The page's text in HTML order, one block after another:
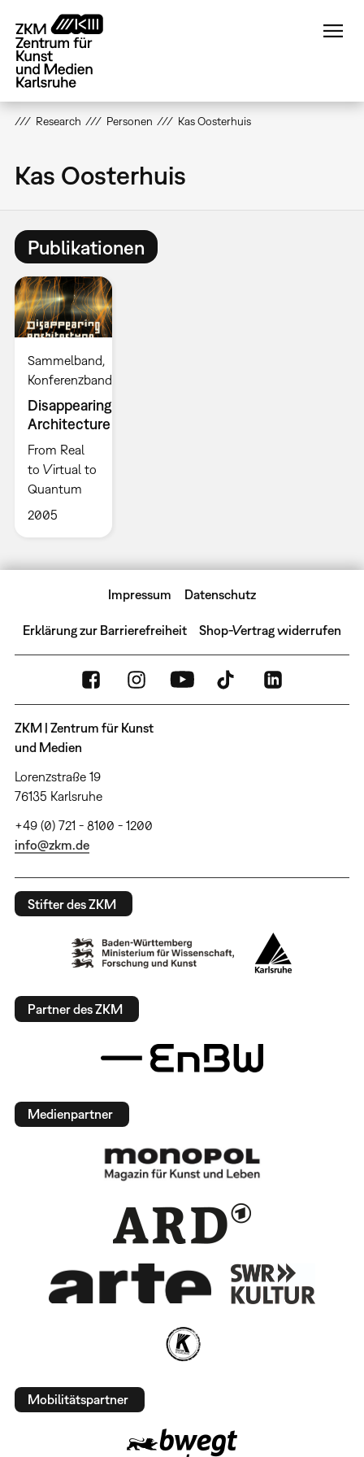
zum
Inhalt
Research Personen Kas Oosterhuis
Kas Oosterhuis
Publikationen
Sammelband
Konferenzband
Disappearing
Architecture
From Real
to Virtual to
Quantum
2005
Impressum Datenschutz
Erklärung zur Barrierefreiheit Shop-Vertrag widerrufen
ZKM | Zentrum für Kunst
und Medien
Lorenzstraße 19
76135 Karlsruhe
+49 (0) 721 - 8100 - 1200
info@zkm.de
Stifter des ZKM
Partner des ZKM
Medienpartner
Mobilitätspartner